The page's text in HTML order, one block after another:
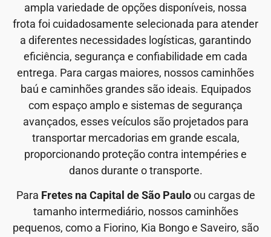
ampla variedade de opções disponíveis, nossa
frota foi cuidadosamente selecionada para atender
a diferentes necessidades logísticas, garantindo
eficiência, segurança e confiabilidade em cada
entrega. Para cargas maiores, nossos caminhões
baú e caminhões grandes são ideais. Equipados
com espaço amplo e sistemas de segurança
avançados, esses veículos são projetados para
transportar mercadorias em grande escala,
proporcionando proteção contra intempéries e
danos durante o transporte.
Para Fretes na Capital de São Pauloou cargas de
tamanho intermediário, nossos caminhões
pequenos, como a Fiorino, Kia Bongo e Saveiro, são